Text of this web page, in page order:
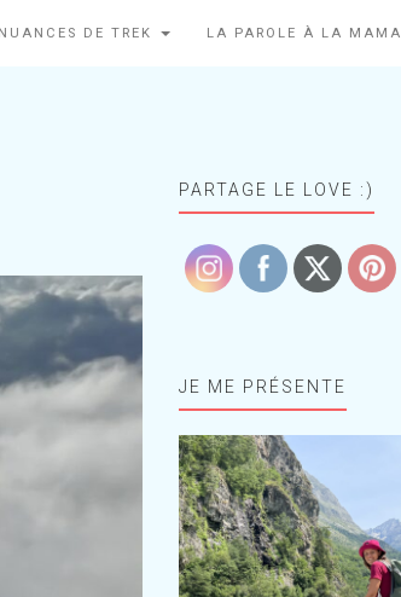
DE TREK LA PAROLE À LA MAMA
PARTAGE LE LOVE :)
JE ME PRÉSENTE